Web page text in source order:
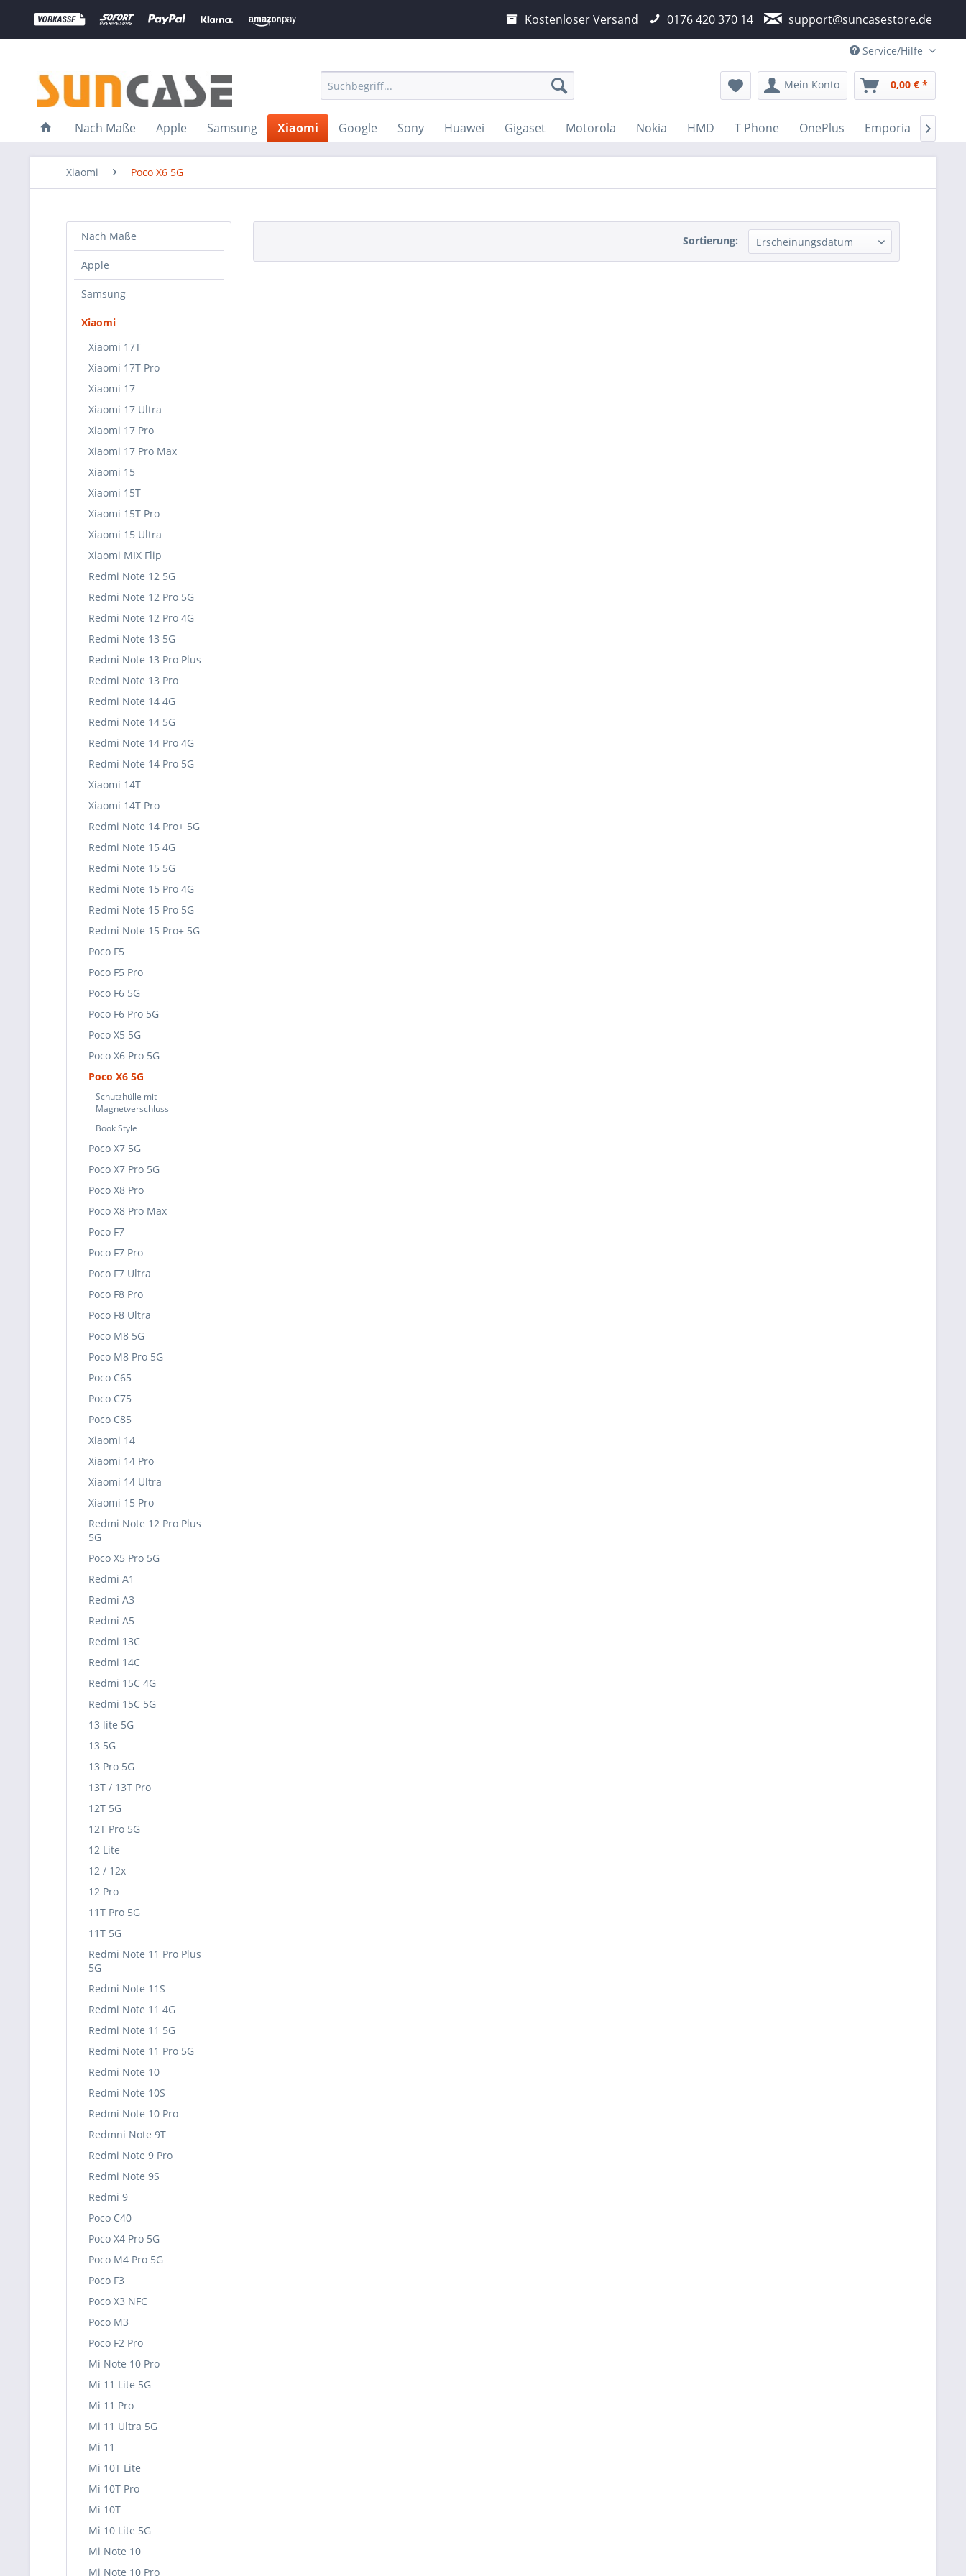
Kostenloser Versand 0176 420 370 14 support@suncasestore.de
Service/Hilfe
Mein Konto 0,00 € *
Nach Maße Apple Samsung Xiaomi Google Sony Huawei Gigaset Motorola Nokia HMD T Phone OnePlus Emporia 
Xiaomi Poco X6 5G
Nach Maße
Apple
Samsung
Xiaomi
Xiaomi 17T
Xiaomi 17T Pro
Xiaomi 17
Xiaomi 17 Ultra
Xiaomi 17 Pro
Xiaomi 17 Pro Max
Xiaomi 15
Xiaomi 15T
Xiaomi 15T Pro
Xiaomi 15 Ultra
Xiaomi MIX Flip
Redmi Note 12 5G
Redmi Note 12 Pro 5G
Redmi Note 12 Pro 4G
Redmi Note 13 5G
Redmi Note 13 Pro Plus
Redmi Note 13 Pro
Redmi Note 14 4G
Redmi Note 14 5G
Redmi Note 14 Pro 4G
Redmi Note 14 Pro 5G
Xiaomi 14T
Xiaomi 14T Pro
Redmi Note 14 Pro+ 5G
Redmi Note 15 4G
Redmi Note 15 5G
Redmi Note 15 Pro 4G
Redmi Note 15 Pro 5G
Redmi Note 15 Pro+ 5G
Poco F5
Poco F5 Pro
Poco F6 5G
Poco F6 Pro 5G
Poco X5 5G
Poco X6 Pro 5G
Poco X6 5G
Schutzhülle mit
Magnetverschluss
Book Style
Poco X7 5G
Poco X7 Pro 5G
Poco X8 Pro
Poco X8 Pro Max
Poco F7
Poco F7 Pro
Poco F7 Ultra
Poco F8 Pro
Poco F8 Ultra
Poco M8 5G
Poco M8 Pro 5G
Poco C65
Poco C75
Poco C85
Xiaomi 14
Xiaomi 14 Pro
Xiaomi 14 Ultra
Xiaomi 15 Pro
Redmi Note 12 Pro Plus
5G
Poco X5 Pro 5G
Redmi A1
Redmi A3
Redmi A5
Redmi 13C
Redmi 14C
Redmi 15C 4G
Redmi 15C 5G
13 lite 5G
13 5G
13 Pro 5G
13T / 13T Pro
12T 5G
12T Pro 5G
12 Lite
12 / 12x
12 Pro
11T Pro 5G
11T 5G
Redmi Note 11 Pro Plus
5G
Redmi Note 11S
Redmi Note 11 4G
Redmi Note 11 5G
Redmi Note 11 Pro 5G
Redmi Note 10
Redmi Note 10S
Redmi Note 10 Pro
Redmni Note 9T
Redmi Note 9 Pro
Redmi Note 9S
Redmi 9
Poco C40
Poco X4 Pro 5G
Poco M4 Pro 5G
Poco F3
Poco X3 NFC
Poco M3
Poco F2 Pro
Mi Note 10 Pro
Mi 11 Lite 5G
Mi 11 Pro
Mi 11 Ultra 5G
Mi 11
Mi 10T Lite
Mi 10T Pro
Mi 10T
Mi 10 Lite 5G
Mi Note 10
Mi Note 10 Pro
Sortierung: